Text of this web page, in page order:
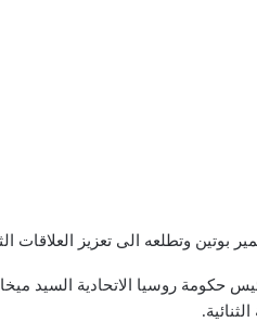
وتطلعه الى تعزيز العلاقات
روسيا الاتحادية السيد